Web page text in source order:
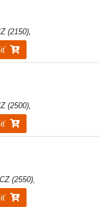
(2150),
(2500),
(2550),